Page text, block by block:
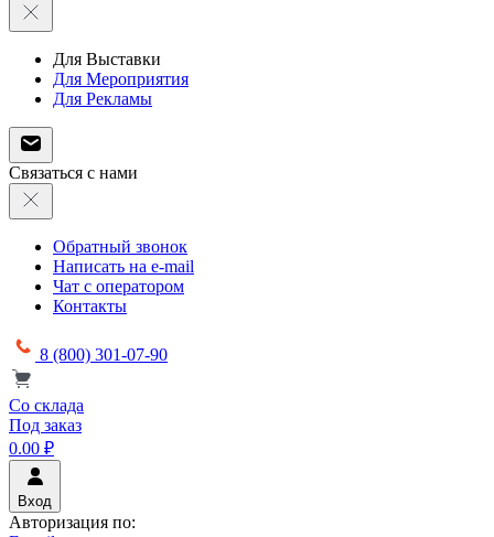
Для Выставки
Для Мероприятия
Для Рекламы
Связаться с нами
Обратный звонок
Написать на e-mail
Чат с оператором
Контакты
8 (800) 301-07-90
Со склада
Под заказ
0.00 ₽
Вход
Авторизация по: